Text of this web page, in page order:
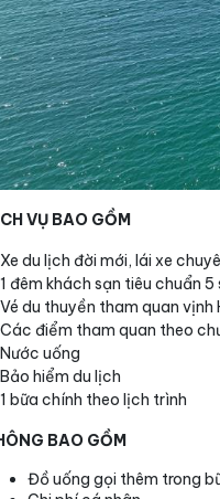
VỤ BAO GỒM
du lịch đời mới, lái xe
đêm khách sạn tiêu chuẩn 5
du thuyền tham quan vịnh
điểm tham quan theo
uống
hiểm du lịch
bữa chính theo lịch trình
BAO GỒM
Đồ uống gọi thêm trong